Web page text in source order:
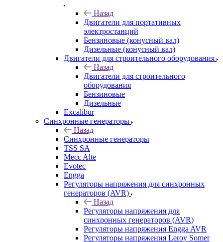
Назад
Двигатели для портативных
электростанций
Бензиновые (конусный вал)
Дизельные (конусный вал)
Двигатели для строительного оборудования
Назад
Двигатели для строительного
оборудования
Бензиновые
Дизельные
Excalibur
Синхронные генераторы
Назад
Синхронные генераторы
TSS SA
Mecc Alte
Evotec
Engga
Регуляторы напряжения для синхронных
генераторов (AVR)
Назад
Регуляторы напряжения для
синхронных генераторов (AVR)
Регуляторы напряжения Engga AVR
Регуляторы напряжения Leroy Somer